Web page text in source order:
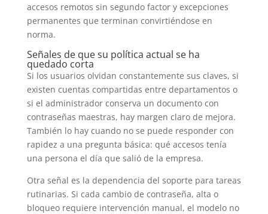
accesos remotos sin segundo factor y excepciones
permanentes que terminan convirtiéndose en
norma.
Señales de que su política actual se ha
quedado corta
Si los usuarios olvidan constantemente sus claves, si
existen cuentas compartidas entre departamentos o
si el administrador conserva un documento con
contraseñas maestras, hay margen claro de mejora.
También lo hay cuando no se puede responder con
rapidez a una pregunta básica: qué accesos tenía
una persona el día que salió de la empresa.
Otra señal es la dependencia del soporte para tareas
rutinarias. Si cada cambio de contraseña, alta o
bloqueo requiere intervención manual, el modelo no